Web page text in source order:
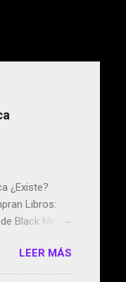
¿Existe?
Libros:
Black Mirror
Riddley
los que usan
LEER MÁS